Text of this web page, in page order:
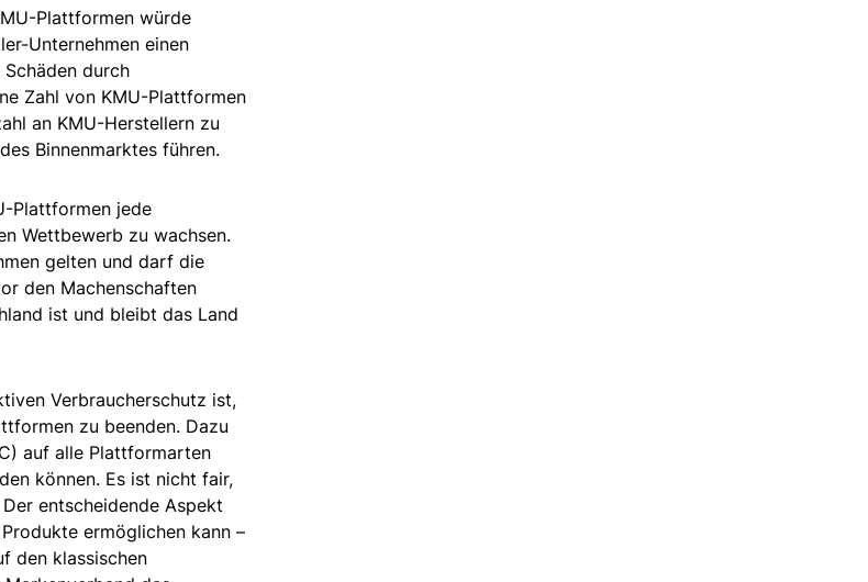
Plattformen würde
Unternehmen einen
durch
Zahl von KMU-Plattformen
an KMU-Herstellern zu
Binnenmarktes führen.
Plattformen jede
Wettbewerb zu wachsen.
gelten und darf die
den Machenschaften
ist und bleibt das Land
Verbraucherschutz ist,
zu beenden. Dazu
auf alle Plattformarten
können. Es ist nicht fair,
entscheidende Aspekt
ermöglichen kann –
den klassischen